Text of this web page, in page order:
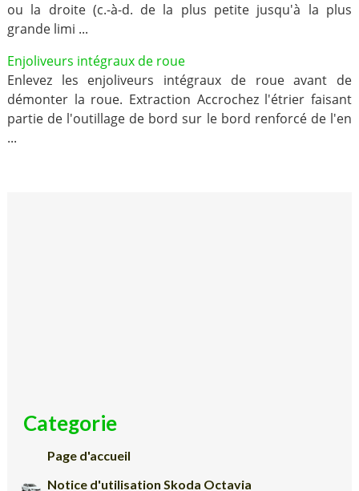
ou la droite (c.-à-d. de la plus petite jusqu'à la plus
grande limi ...
Enjoliveurs intégraux de roue
Enlevez les enjoliveurs intégraux de roue avant de
démonter la roue. Extraction Accrochez l'étrier faisant
partie de l'outillage de bord sur le bord renforcé de l'en
...
Categorie
Page d'accueil
Notice d'utilisation Skoda Octavia